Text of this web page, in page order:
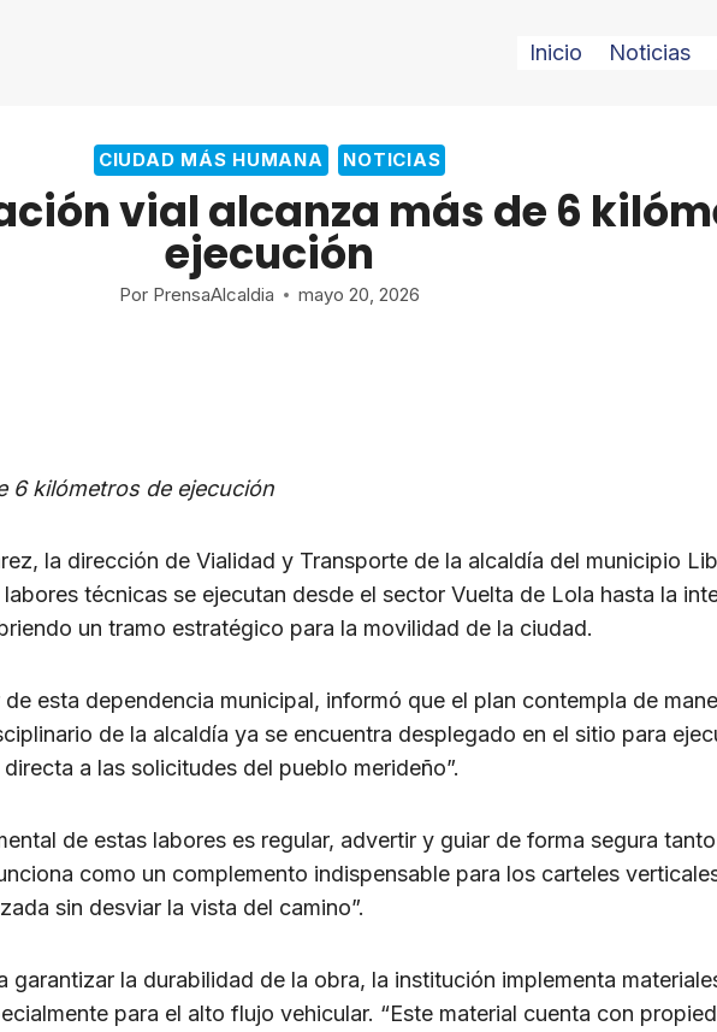
Inicio Noticias
CIUDAD MÁS HUMANA NOTICIAS
vial alcanza más de 6
ejecución
Por PrensaAlcaldia mayo 20, 2026
6 kilómetros de ejecución
la dirección de Vialidad y Transporte de la alcaldía del municipio
técnicas se ejecutan desde el sector Vuelta de Lola hasta la
un tramo estratégico para la movilidad de la ciudad.
esta dependencia municipal, informó que el plan contempla de
de la alcaldía ya se encuentra desplegado en el sitio para
a las solicitudes del pueblo merideño”.
de estas labores es regular, advertir y guiar de forma segura
como un complemento indispensable para los carteles
sin desviar la vista del camino”.
la durabilidad de la obra, la institución implementa
para el alto flujo vehicular. “Este material cuenta con